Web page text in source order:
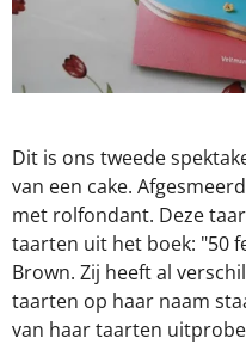
Dit is ons tweede
van een cake.
met rolfondant. Deze
taarten uit het boek: "50
Brown. Zij heeft al
taarten op haar naam
van haar taarten